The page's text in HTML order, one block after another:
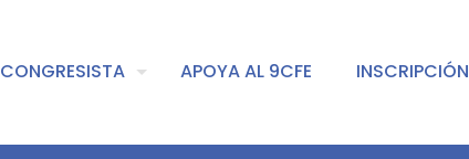
CONGRESISTA APOYA AL 9CFE INSCRIPCIÓN